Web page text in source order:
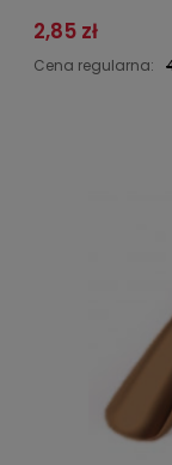
2,85 zł
Cena regularna: